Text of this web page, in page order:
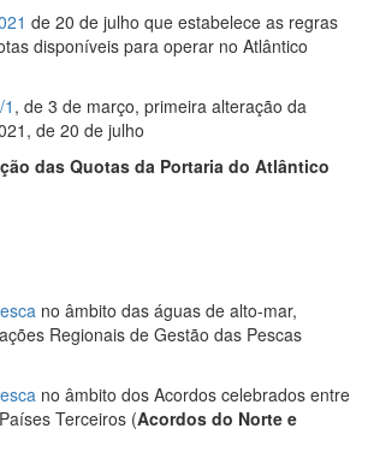
de 20 de julho que estabelece as regras
disponíveis para operar no Atlântico
, de 3 de março, primeira alteração da
de 20 de julho
das Quotas da Portaria do Atlântico
no âmbito das águas de alto-mar,
Regionais de Gestão das Pescas
no âmbito dos Acordos celebrados entre
Terceiros (Acordos do Norte e